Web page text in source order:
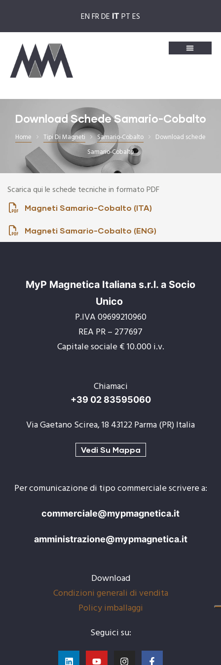
ENFRDE IT PTES
Download Schede Samario-Cobalto
Home Tipi Di Magneti Samario-Cobalto
Download schede
Samario-Cobalto
Scarica qui le schede tecniche in formato PDF
Magneti Samario-Cobalto (ITA)
Magneti Samario-Cobalto (ENG)
MyP Magnetica Italiana s.r.l. a Socio
Unico
P.IVA 09699210960
REA PR – 277697
Capitale sociale € 10.000 i.v.
Chiamaci
+39 02 83595060
Via Gaetano Scirea, 18 43122 Parma (PR) Italia
Vedi Su Mappa
Per comunicazione di tipo commerciale scrivere a:
commerciale@mypmagnetica.it
amministrazione@mypmagnetica.it
Download
Condizioni generali di vendita
Policy imballaggi
Seguici su: